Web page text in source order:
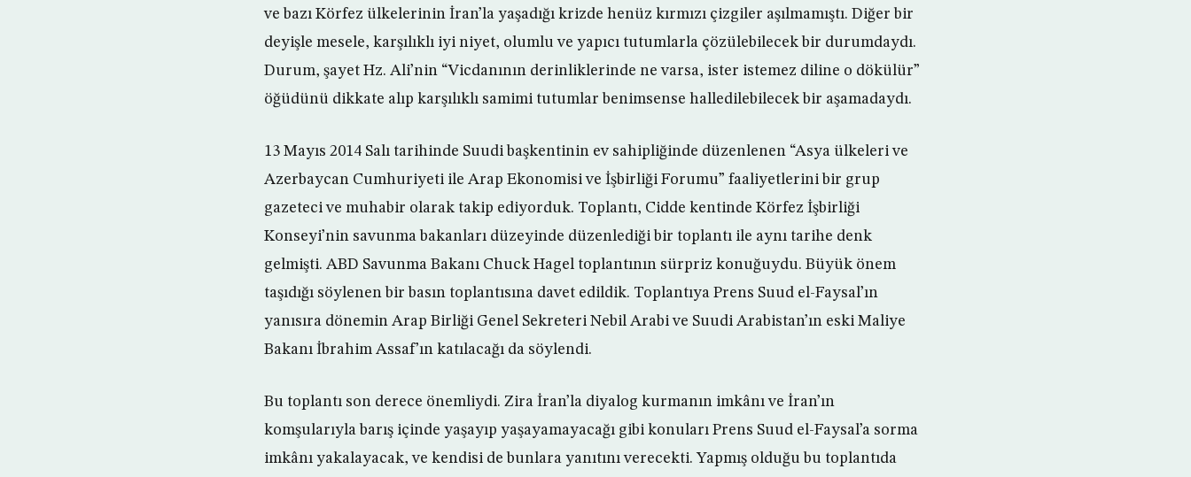
ve bazı Körfez ülkelerinin İran’la yaşadığı krizde henüz kırmızı çizgiler aşılmamıştı. Diğer bir
deyişle mesele, karşılıklı iyi niyet, olumlu ve yapıcı tutumlarla çözülebilecek bir durumdaydı.
Durum, şayet Hz. Ali’nin “Vicdanının derinliklerinde ne varsa, ister istemez diline o dökülür”
öğüdünü dikkate alıp karşılıklı samimi tutumlar benimsense halledilebilecek bir aşamadaydı.
13 Mayıs 2014 Salı tarihinde Suudi başkentinin ev sahipliğinde düzenlenen “Asya ülkeleri ve
Azerbaycan Cumhuriyeti ile Arap Ekonomisi ve İşbirliği Forumu” faaliyetlerini bir grup
gazeteci ve muhabir olarak takip ediyorduk. Toplantı, Cidde kentinde Körfez İşbirliği
Konseyi’nin savunma bakanları düzeyinde düzenlediği bir toplantı ile aynı tarihe denk
gelmişti. ABD Savunma Bakanı Chuck Hagel toplantının sürpriz konuğuydu. Büyük önem
taşıdığı söylenen bir basın toplantısına davet edildik. Toplantıya Prens Suud el-Faysal’ın
yanısıra dönemin Arap Birliği Genel Sekreteri Nebil Arabi ve Suudi Arabistan’ın eski Maliye
Bakanı İbrahim Assaf’ın katılacağı da söylendi.
Bu toplantı son derece önemliydi. Zira İran’la diyalog kurmanın imkânı ve İran’ın
komşularıyla barış içinde yaşayıp yaşayamayacağı gibi konuları Prens Suud el-Faysal’a sorma
imkânı yakalayacak, ve kendisi de bunlara yanıtını verecekti. Yapmış olduğu bu toplantıda